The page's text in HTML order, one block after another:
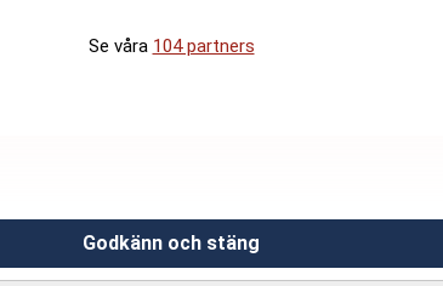
Se våra 104 partners
Godkänn och stäng